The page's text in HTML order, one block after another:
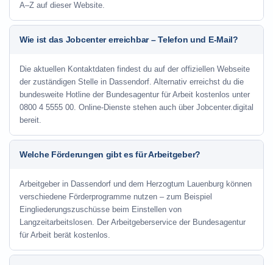
A–Z auf dieser Website.
Wie ist das Jobcenter erreichbar – Telefon und E-Mail?
Die aktuellen Kontaktdaten findest du auf der offiziellen Webseite
der zuständigen Stelle in Dassendorf. Alternativ erreichst du die
bundesweite Hotline der Bundesagentur für Arbeit kostenlos unter
0800 4 5555 00. Online-Dienste stehen auch über Jobcenter.digital
bereit.
Welche Förderungen gibt es für Arbeitgeber?
Arbeitgeber in Dassendorf und dem Herzogtum Lauenburg können
verschiedene Förderprogramme nutzen – zum Beispiel
Eingliederungszuschüsse beim Einstellen von
Langzeitarbeitslosen. Der Arbeitgeberservice der Bundesagentur
für Arbeit berät kostenlos.